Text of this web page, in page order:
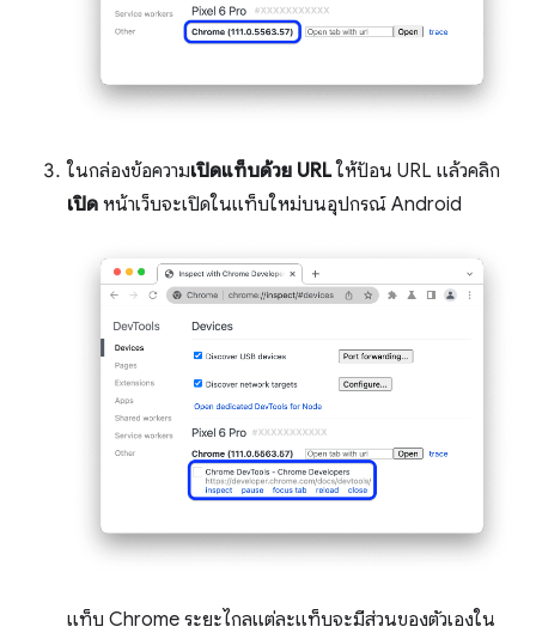
ในกล่องข้อความเปิดแท็บด้วย URLให้ป้อน URL แล้วคลิก
เปิด หน้าเว็บจะเปิดในแท็บใหม่บนอุปกรณ์ Android
แท็บ Chrome ระยะไกลแต่ละแท็บจะมีส่วนของตัวเองใน